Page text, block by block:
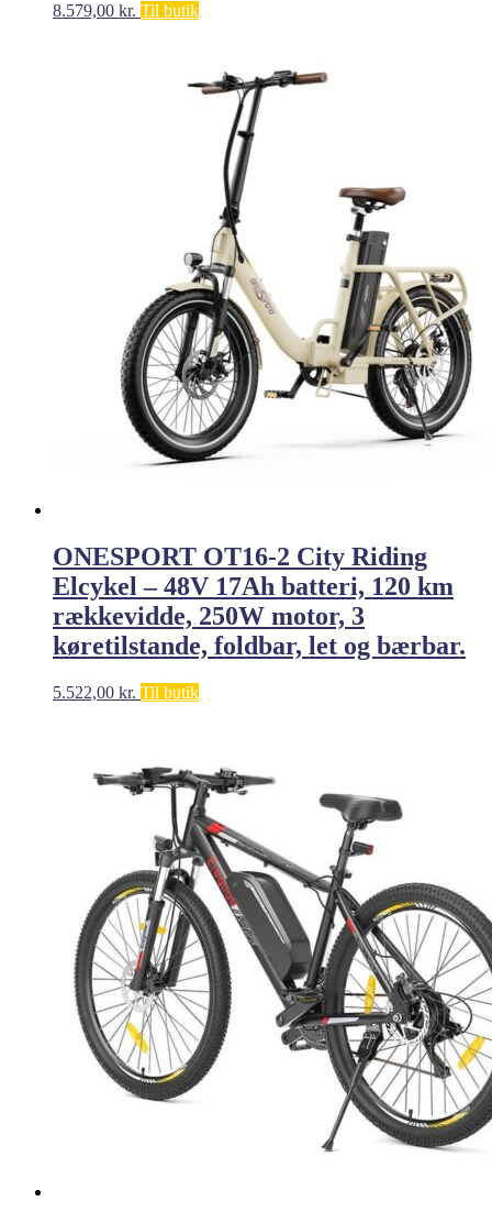
8.579,00 kr. Til butik
ONESPORT OT16-2 City Riding
Elcykel – 48V 17Ah batteri, 120 km
rækkevidde, 250W motor, 3
køretilstande, foldbar, let og bærbar.
5.522,00 kr. Til butik